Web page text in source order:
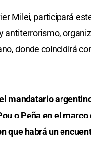
Milei, participará
antiterrorismo,
donde coincidirá
mandatario
o Peña en el
que habrá un